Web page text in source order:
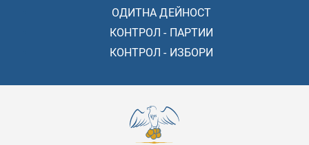
ОДИТНА ДЕЙНОСТ
КОНТРОЛ - ПАРТИИ
КОНТРОЛ - ИЗБОРИ